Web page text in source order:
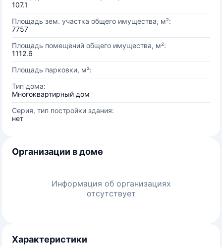
107.1
Площадь зем. участка общего имущества, м²:
7757
Площадь помещений общего имущества, м²:
1112.6
Площадь парковки, м²:
Тип дома:
Многоквартирный дом
Серия, тип постройки здания:
нет
Организации в доме
Информация об организациях
отсутствует
Характеристики